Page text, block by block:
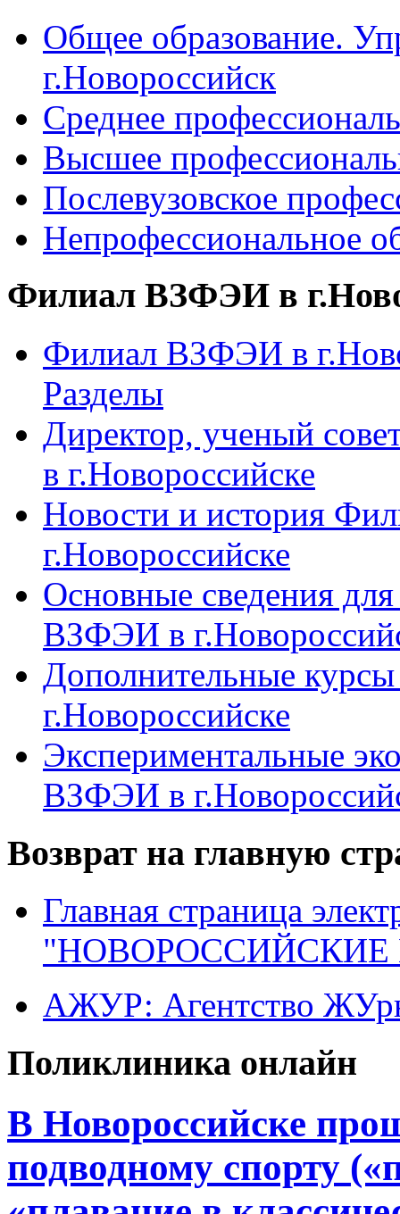
Общее образование.
г.Новороссийск
Среднее
Высшее
Послевузовское
Непрофессиональное
Филиал ВЗФЭИ в
Филиал ВЗФЭИ в
Разделы
Директор, ученый
в г.Новороссийске
Новости и история
г.Новороссийске
Основные сведения
ВЗФЭИ в
Дополнительные
г.Новороссийске
Экспериментальные
ВЗФЭИ в
Возврат на главную
Главная страница
"НОВОРОССИЙСКИЕ
АЖУР: Агентство
Поликлиника онлайн
В Новороссийске
подводному спорту